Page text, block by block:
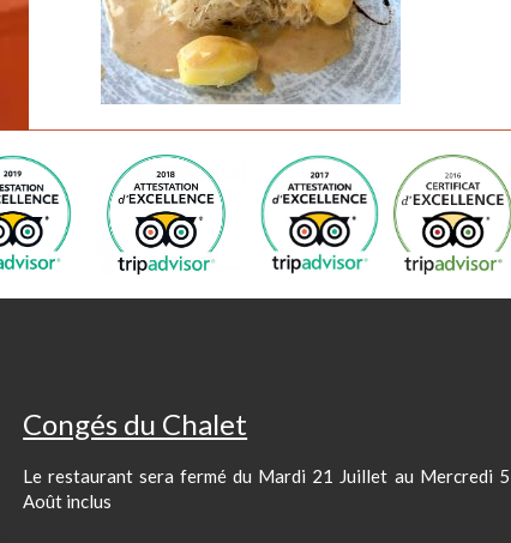
Découvrez notre Menu
Petit Gourmand à 15,00 €
Lundi 19 novembre :
Baba Bouchon au Rhum & Chantilly
Mardi 20 novembre :
Congés du Chalet
Le restaurant sera fermé du Mardi 21 Juillet au Mercredi 5
Août inclus